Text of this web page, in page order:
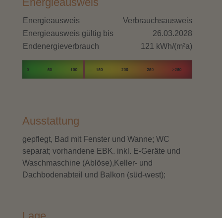
Energieausweis
Verbrauchsausweis
Energieausweis gültig bis
26.03.2028
Endenergieverbrauch
121 kWh/(m²a)
Ausstattung
gepflegt, Bad mit Fenster und Wanne; WC
separat; vorhandene EBK. inkl. E-Geräte und
Waschmaschine (Ablöse),Keller- und
Dachbodenabteil und Balkon (süd-west);
Lage